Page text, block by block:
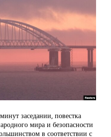
заседании, повестка
мира и безопасности
в соответствии с